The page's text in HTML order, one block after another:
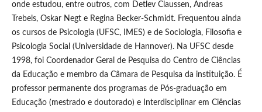
onde estudou, entre outros, com Detlev Claussen, Andreas
Trebels, Oskar Negt e Regina Becker-Schmidt. Frequentou ainda
os cursos de Psicologia (UFSC, IMES) e de Sociologia, Filosofia e
Psicologia Social (Universidade de Hannover). Na UFSC desde
1998, foi Coordenador Geral de Pesquisa do Centro de Ciências
da Educação e membro da Câmara de Pesquisa da instituição. É
professor permanente dos programas de Pós-graduação em
Educação (mestrado e doutorado) e Interdisciplinar em Ciências